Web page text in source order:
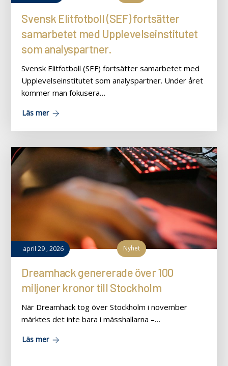
Svensk Elitfotboll (SEF) fortsätter
samarbetet med Upplevelseinstitutet
som analyspartner.
Svensk Elitfotboll (SEF) fortsätter samarbetet med
Upplevelseinstitutet som analyspartner. Under året
kommer man fokusera…
Läs mer
april 29 ,2026 Nyhet
Dreamhack genererade över 100
miljoner kronor till Stockholm
När Dreamhack tog över Stockholm i november
märktes det inte bara i mässhallarna –…
Läs mer